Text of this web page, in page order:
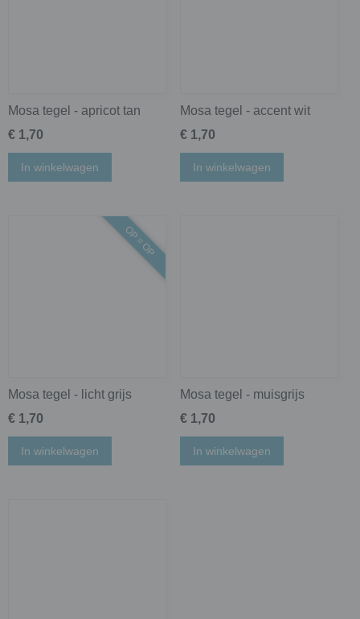
Mosa tegel - apricot tan
€ 1,70
In winkelwagen
Mosa tegel - accent wit
€ 1,70
In winkelwagen
OP = OP
Mosa tegel - licht grijs
€ 1,70
In winkelwagen
Mosa tegel - muisgrijs
€ 1,70
In winkelwagen